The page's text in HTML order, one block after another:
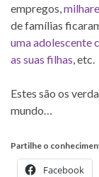
empregos,
de famílias
uma adolescente
as suas filhas , etc.
Estes são os
mundo…
Partilhe o
Facebook